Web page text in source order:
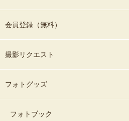
会員登録（無料）
撮影リクエスト
フォトグッズ
フォトブック